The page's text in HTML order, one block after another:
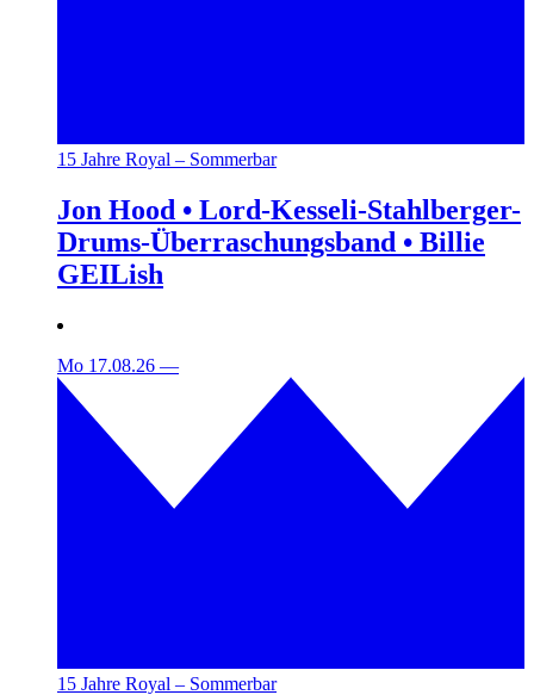
15 Jahre Royal – Sommerbar
Jon Hood • Lord-Kesseli-Stahlberger-
Drums-Überraschungsband • Billie
GEILish
Mo 17.08.26 —
15 Jahre Royal – Sommerbar